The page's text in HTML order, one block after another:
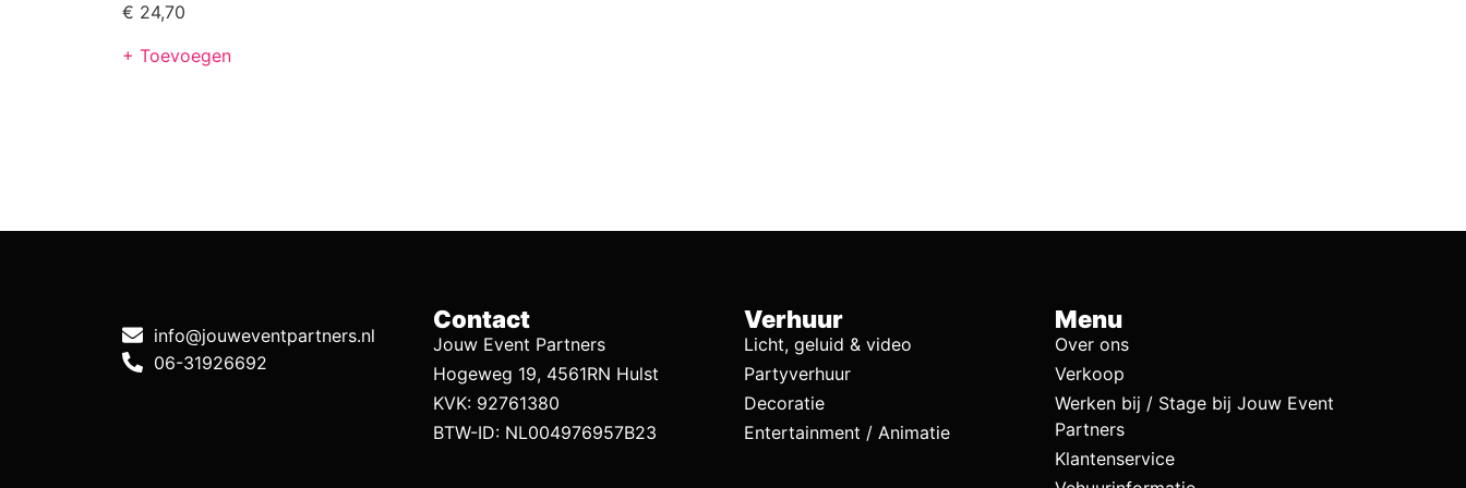
€ 24,70
+ Toevoegen
info@jouweventpartners.nl
06-31926692
Contact
Jouw Event Partners
Hogeweg 19, 4561RN Hulst
KVK: 92761380
BTW-ID: NL004976957B23
Verhuur
Licht, geluid & video
Partyverhuur
Decoratie
Entertainment / Animatie
Menu
Over ons
Verkoop
Werken bij / Stage bij Jouw Event
Partners
Klantenservice